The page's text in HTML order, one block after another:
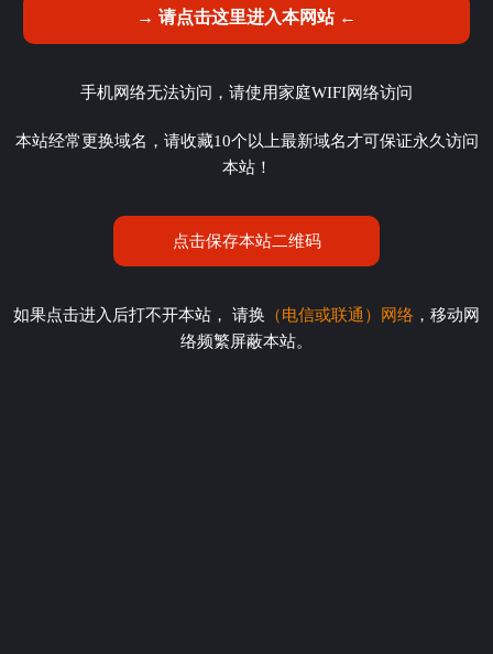
→ 请点击这里进入本网站 ←
手机网络无法访问，请使用家庭WIFI网络访问
本站经常更换域名，请收藏10个以上最新域名才可保证永久访问
本站！
点击保存本站二维码
如果点击进入后打不开本站， 请换 （电信或联通）网络 ，移动网
络频繁屏蔽本站。